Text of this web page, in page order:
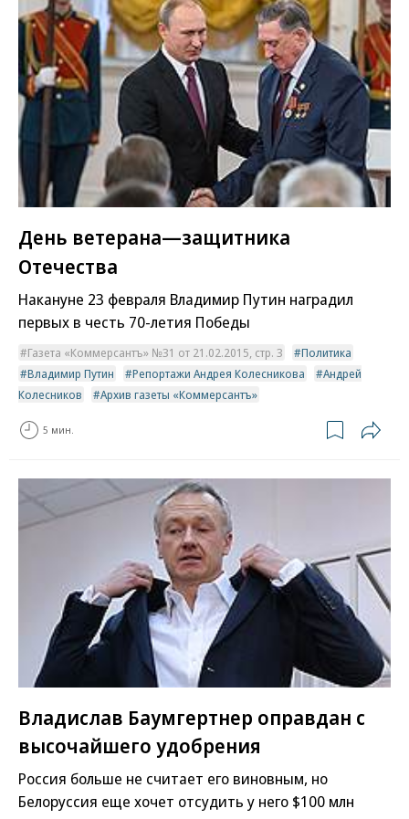
День ветерана—защитника
Отечества
Накануне 23 февраля Владимир Путин наградил
первых в честь 70-летия Победы
Газета «Коммерсантъ» №31 от 21.02.2015, стр. 3
Политика
Владимир Путин
Репортажи Андрея Колесникова
Андрей
Колесников
Архив газеты «Коммерсантъ»
5 мин.
Владислав Баумгертнер оправдан с
высочайшего удобрения
Россия больше не считает его виновным, но
Белоруссия еще хочет отсудить у него $100 млн